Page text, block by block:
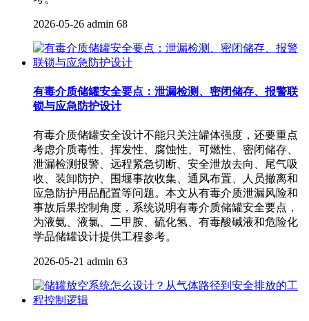
2026-05-26 admin 68
有毒介质储罐安全要点：泄漏检测、密闭储存、报警联
锁与应急防护设计
有毒介质储罐安全设计不能只关注罐体强度，还要重点
考虑介质毒性、挥发性、腐蚀性、可燃性、密闭储存、
泄漏检测报警、远程紧急切断、安全泄放去向、尾气吸
收、装卸防护、围堰事故收集、通风布置、人员撤离和
应急防护用品配置等问题。本文从有毒介质泄漏风险和
事故后果控制角度，系统说明有毒介质储罐安全要点，
为液氨、液氯、二甲胺、硫化氢、有毒酸碱液和危险化
学品储罐设计提供工程参考。
2026-05-21 admin 63